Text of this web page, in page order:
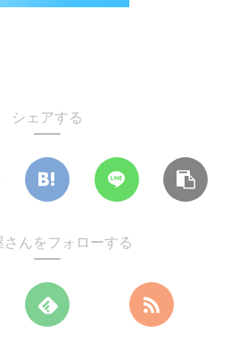
シェアする
さんをフォローする